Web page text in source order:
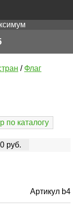
/ Флаг
по каталогу
0 руб.
Артикул b4